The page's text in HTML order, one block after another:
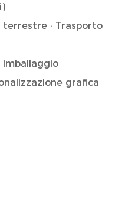
terrestre · Trasporto
Imballaggio
grafica